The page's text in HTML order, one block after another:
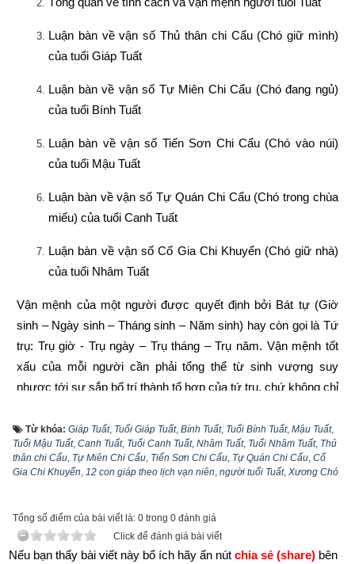
Luận bàn về vận số Thủ thân chi Cẩu (Chó giữ mình)
của tuổi Giáp Tuất
Luận bàn về vận số Tự Miên Chi Cẩu (Chó đang ngủ)
của tuổi Bính Tuất
Luận bàn về vận số Tiến Sơn Chi Cẩu (Chó vào núi)
của tuổi Mậu Tuất
Luận bàn về vận số Tự Quán Chi Cẩu (Chó trong chùa
miếu) của tuổi Canh Tuất
Luận bàn về vận số Cố Gia Chi Khuyển (Chó giữ nhà)
của tuổi Nhâm Tuất
Vận mệnh của một người được quyết định bởi Bát tự (Giờ
sinh – Ngày sinh – Tháng sinh – Năm sinh) hay còn gọi là Tứ
trụ: Trụ giờ - Trụ ngày – Trụ tháng – Trụ năm. Vận mệnh tốt
xấu của mỗi người cần phải tổng thể từ sinh vượng suy
nhược tới sự sắp bố trí thành tổ hợp của tứ trụ, chứ không chỉ
bằng tháng tốt, tháng tốt không bằng ngày tốt, ngày tốt không
bằng giờ tốt là phiến diện còn quan niệm năm sinh quyết định
toàn bộ vận mệnh còn người thì lại càng sai lầm hơn nữa.
Năm sinh trong tứ trụ như là gốc của cây, là móng của nhà
là Tuấtn nguồn của nhân mệnh. Gốc khô thì cây chết, gốc có
Từ khóa: Giáp Tuất, Tuổi Giáp Tuất, Bính Tuất, Tuổi Bính Tuất, Mậu Tuất,
Tuổi Mậu Tuất, Canh Tuất, Tuổi Canh Tuất, Nhâm Tuất, Tuổi Nhâm Tuất, Thủ
thân chi Cẩu, Tự Miên Chi Cẩu, Tiến Sơn Chi Cẩu, Tự Quán Chi Cẩu, Cố
Gia Chi Khuyển, 12 con giáp theo lịch vạn niên, người tuổi Tuất, Xương Chó
Tổng số điểm của bài viết là: 0 trong 0 đánh giá
Click để đánh giá bài viết
Nếu bạn thấy bài viết này bổ ích hãy ấn nút chia sẻ (share) bên